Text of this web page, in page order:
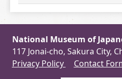
National Museum of
117 Jonai-cho, Sakura City,
Privacy Policy
Contact